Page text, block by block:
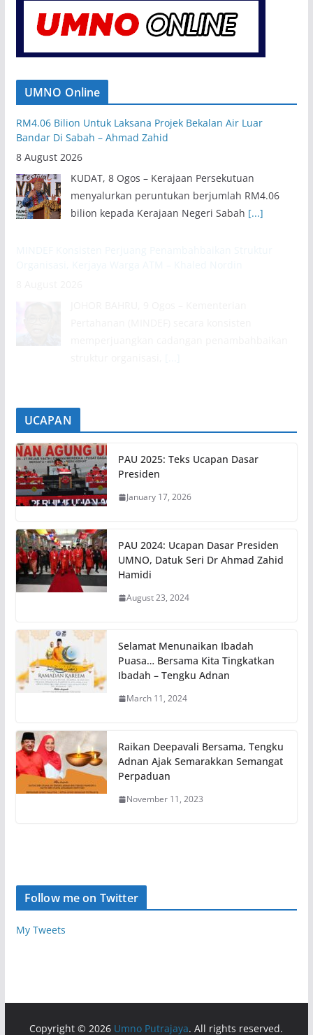
UMNO Online
RM4.06 Bilion Untuk Laksana Projek Bekalan Air Luar
Bandar Di Sabah – Ahmad Zahid
8 August 2026
KUDAT, 8 Ogos – Kerajaan Persekutuan
menyalurkan peruntukan berjumlah RM4.06
bilion kepada Kerajaan Negeri Sabah [...]
UCAPAN
PAU 2025: Teks Ucapan Dasar
Presiden
January 17, 2026
PAU 2024: Ucapan Dasar Presiden
UMNO, Datuk Seri Dr Ahmad Zahid
Hamidi
August 23, 2024
Selamat Menunaikan Ibadah
Puasa… Bersama Kita Tingkatkan
Ibadah – Tengku Adnan
March 11, 2024
Raikan Deepavali Bersama, Tengku
Adnan Ajak Semarakkan Semangat
Perpaduan
November 11, 2023
Follow me on Twitter
My Tweets
Copyright © 2026 Umno Putrajaya. All rights reserved.